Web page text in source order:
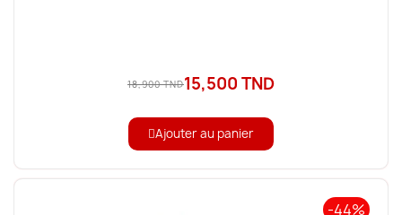
18,900 TND15,500 TND
Ajouter au panier
-44%